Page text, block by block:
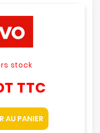
stock
TTC
AU PANIER